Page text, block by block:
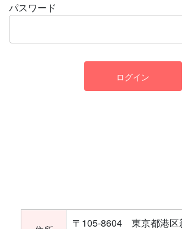
パスワード
ログイン
〒105-8604 東京都港区